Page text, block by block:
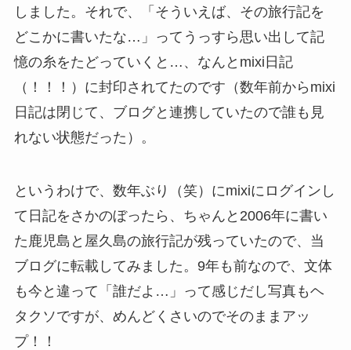
しました。それで、「そういえば、その旅行記を
どこかに書いたな…」ってうっすら思い出して記
憶の糸をたどっていくと…、なんとmixi日記
（！！！）に封印されてたのです（数年前からmixi
日記は閉じて、ブログと連携していたので誰も見
れない状態だった）。
というわけで、数年ぶり（笑）にmixiにログインし
て日記をさかのぼったら、ちゃんと2006年に書い
た鹿児島と屋久島の旅行記が残っていたので、当
ブログに転載してみました。9年も前なので、文体
も今と違って「誰だよ…」って感じだし写真もヘ
タクソですが、めんどくさいのでそのままアッ
プ！！